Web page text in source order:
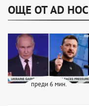
ОЩЕ ОТ AD HOC
преди 6 мин.